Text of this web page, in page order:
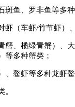
斑鱼、罗非鱼等多
虾（车虾/竹节虾）
蟹、榄绿青蟹）、
等多种蟹类；
、鳌虾等多种龙虾
。